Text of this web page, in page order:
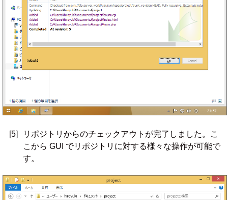
[5]
リポジトリからのチェックアウトが完了しました。こ
こから GUI でリポジトリに対する様々な操作が可能で
す。